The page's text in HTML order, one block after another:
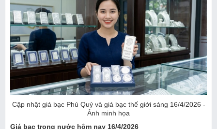
Cập nhật giá bạc Phú Quý và giá bạc thế giới sáng 16/4/2026 -
Ảnh minh họa
Giá bạc trong nước hôm nay 16/4/2026